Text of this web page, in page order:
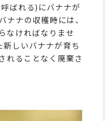
ばれる)にバナナが
ナの収穫時には、
なければなりませ
新しいバナナが育ち
れることなく廃棄さ